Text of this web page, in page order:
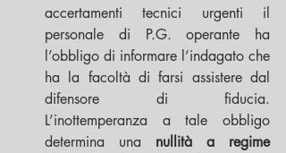
accertamenti tecnici urgenti il
personale di P.G. operante ha
l’obbligo di informare l’indagato che
ha la facoltà di farsi assistere dal
difensore di fiducia.
L’inottemperanza a tale obbligo
determina una nullità a regime